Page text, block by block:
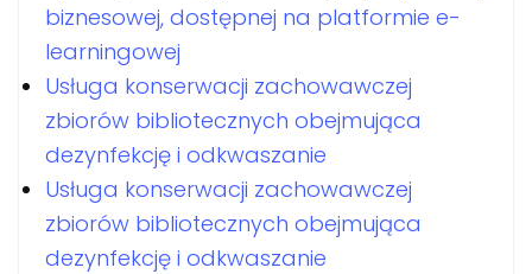
biznesowej, dostępnej na platformie e-
learningowej
Usługa konserwacji zachowawczej
zbiorów bibliotecznych obejmująca
dezynfekcję i odkwaszanie
Usługa konserwacji zachowawczej
zbiorów bibliotecznych obejmująca
dezynfekcję i odkwaszanie